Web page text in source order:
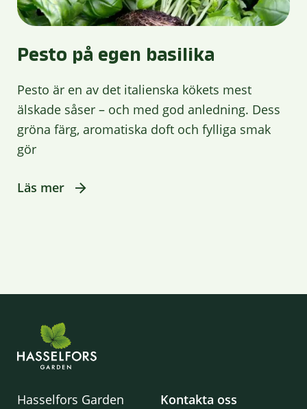
Pesto på egen basilika
Pesto är en av det italienska kökets mest
älskade såser – och med god anledning. Dess
gröna färg, aromatiska doft och fylliga smak
gör
Läs mer
Hasselfors Garden
Kontakta oss